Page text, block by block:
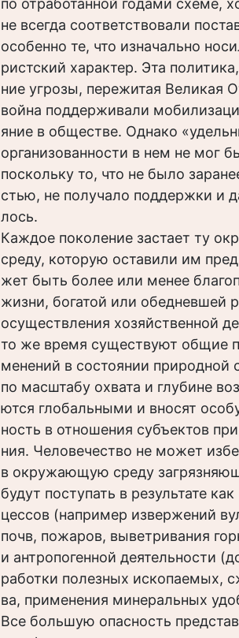
по отработанной годами схеме,
не всегда соответствовали
особенно те, что изначально
ристский характер. Эта
ние угрозы, пережитая Великая
война поддерживали
яние в обществе. Однако
организованности в нем не мог
поскольку то, что не было
стью, не получало поддержки и
лось.
Каждое поколение застает ту
среду, которую оставили им
жет быть более или менее
жизни, богатой или обедневшей
осуществления хозяйственной
то же время существуют общие
менений в состоянии природной
по масштабу охвата и глубине
ются глобальными и вносят
ность в отношения субъектов
ния. Человечество не может
в окружающую среду
будут поступать в результате
цессов (например извержений
почв, пожаров, выветривания
и антропогенной деятельности
работки полезных ископаемых,
ва, применения минеральных
Все большую опасность